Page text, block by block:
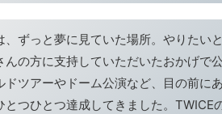
、ずっと夢に見ていた場所。やりたい
んの方に支持していただいたおかげで
ドツアーやドーム公演など、目の前に
とつひとつ達成してきました。TWICE